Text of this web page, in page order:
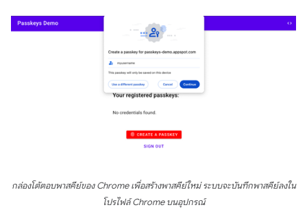
กล่องโต้ตอบพาสคีย์ของ Chrome เพื่อสร้างพาสคีย์ใหม่ ระบบจะบันทึกพาสคีย์ลงใน
โปรไฟล์ Chrome บนอุปกรณ์